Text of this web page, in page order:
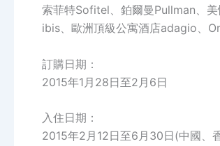
索菲特Sofitel、鉑爾曼Pullman、
ibis、歐洲頂級公寓酒店adagio、
訂購日期：
2015年1月28日至2月6日
入住日期：
2015年2月12日至6月30日(中國、